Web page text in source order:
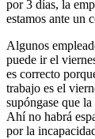
por 3 días, la
estamos ante un
Algunos
puede ir el
es correcto
trabajo es el
supóngase que
Ahí no habrá
por la